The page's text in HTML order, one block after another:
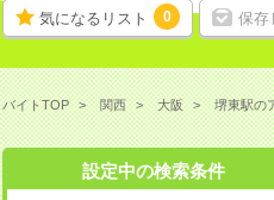
気になるリスト 0 保存
バイトTOP 関西 大阪 堺東駅の
設定中の検索条件